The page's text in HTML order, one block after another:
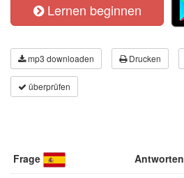
Lernen beginnen
mp3 downloaden Drucken
überprüfen
Frage Antworten